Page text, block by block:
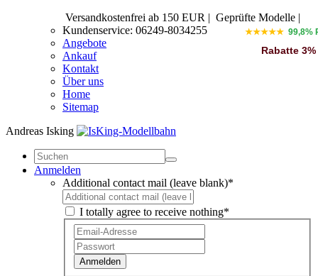
Versandkostenfrei ab 150 EUR | Geprüfte Modelle |
Kundenservice: 06249-8034255
Angebote
Ankauf
Kontakt
Über uns
Home
Sitemap
Andreas Isking
★★★★★ 99,8%
Rabatte 3%
Anmelden
Additional contact mail (leave blank)*
I totally agree to receive nothing*
Anmelden